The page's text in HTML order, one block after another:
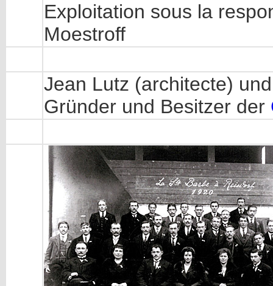
Exploitation sous la
Moestroff
Jean Lutz (architecte)
Gründer und Besitzer der